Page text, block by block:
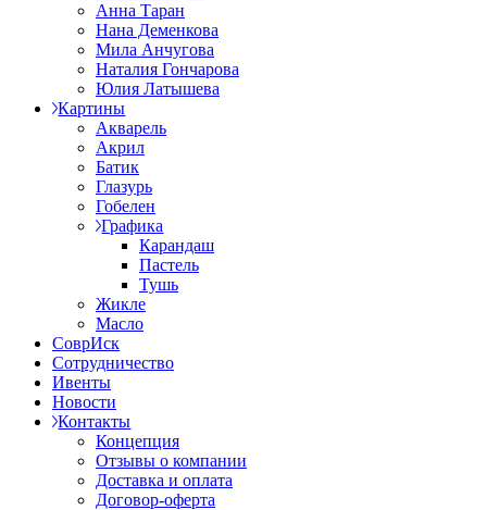
Анна Таран
Нана Деменкова
Мила Анчугова
Наталия Гончарова
Юлия Латышева
Картины
Акварель
Акрил
Батик
Глазурь
Гобелен
Графика
Карандаш
Пастель
Тушь
Жикле
Масло
СоврИск
Сотрудничество
Ивенты
Новости
Контакты
Концепция
Отзывы о компании
Доставка и оплата
Договор-оферта